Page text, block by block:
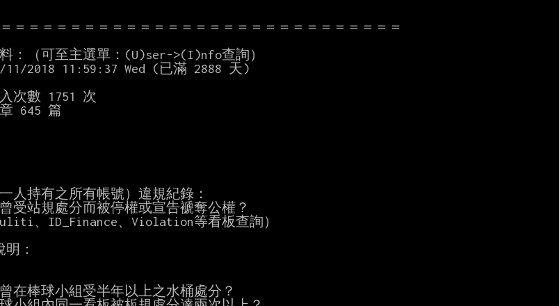
＝＝＝＝＝＝＝＝＝＝＝＝＝＝＝＝＝＝＝＝＝＝＝＝＝＝＝＝
：（可至主選單：(U)ser->(I)nfo查詢）
人持有之所有帳號）違規紀錄：